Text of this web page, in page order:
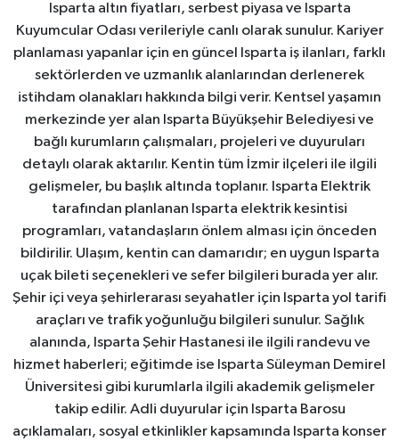
Isparta altın fiyatları, serbest piyasa ve Isparta
Kuyumcular Odası verileriyle canlı olarak sunulur. Kariyer
planlaması yapanlar için en güncel Isparta iş ilanları, farklı
sektörlerden ve uzmanlık alanlarından derlenerek
istihdam olanakları hakkında bilgi verir. Kentsel yaşamın
merkezinde yer alan Isparta Büyükşehir Belediyesi ve
bağlı kurumların çalışmaları, projeleri ve duyuruları
detaylı olarak aktarılır. Kentin tüm İzmir ilçeleri ile ilgili
gelişmeler, bu başlık altında toplanır. Isparta Elektrik
tarafından planlanan Isparta elektrik kesintisi
programları, vatandaşların önlem alması için önceden
bildirilir. Ulaşım, kentin can damarıdır; en uygun Isparta
uçak bileti seçenekleri ve sefer bilgileri burada yer alır.
Şehir içi veya şehirlerarası seyahatler için Isparta yol tarifi
araçları ve trafik yoğunluğu bilgileri sunulur. Sağlık
alanında, Isparta Şehir Hastanesi ile ilgili randevu ve
hizmet haberleri; eğitimde ise Isparta Süleyman Demirel
Üniversitesi gibi kurumlarla ilgili akademik gelişmeler
takip edilir. Adli duyurular için Isparta Barosu
açıklamaları, sosyal etkinlikler kapsamında Isparta konser